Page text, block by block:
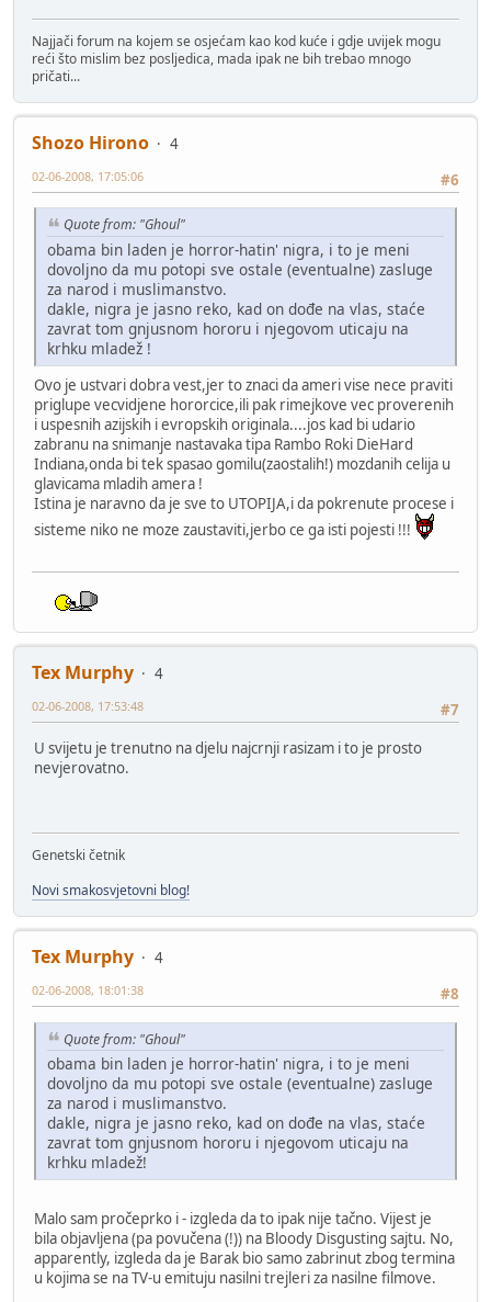
Najjači forum na kojem se osjećam kao kod kuće i gdje uvijek mogu
reći što mislim bez posljedica, mada ipak ne bih trebao mnogo
pričati...
Shozo Hirono
4
#6
02-06-2008, 17:05:06
Quote from: "Ghoul"
obama bin laden je horror-hatin' nigra, i to je meni
dovoljno da mu potopi sve ostale (eventualne) zasluge
za narod i muslimanstvo.
dakle, nigra je jasno reko, kad on dođe na vlas, staće
zavrat tom gnjusnom hororu i njegovom uticaju na
krhku mladež !
Ovo je ustvari dobra vest,jer to znaci da ameri vise nece praviti
priglupe vecvidjene hororcice,ili pak rimejkove vec proverenih
i uspesnih azijskih i evropskih originala....jos kad bi udario
zabranu na snimanje nastavaka tipa Rambo Roki DieHard
Indiana,onda bi tek spasao gomilu(zaostalih!) mozdanih celija u
glavicama mladih amera !
Istina je naravno da je sve to UTOPIJA,i da pokrenute procese i
sisteme niko ne moze zaustaviti,jerbo ce ga isti pojesti !!!
Tex Murphy
4
#7
02-06-2008, 17:53:48
U svijetu je trenutno na djelu najcrnji rasizam i to je prosto
nevjerovatno.
Genetski četnik
Novi smakosvjetovni blog!
Tex Murphy
4
#8
02-06-2008, 18:01:38
Quote from: "Ghoul"
obama bin laden je horror-hatin' nigra, i to je meni
dovoljno da mu potopi sve ostale (eventualne) zasluge
za narod i muslimanstvo.
dakle, nigra je jasno reko, kad on dođe na vlas, staće
zavrat tom gnjusnom hororu i njegovom uticaju na
krhku mladež!
Malo sam pročeprko i - izgleda da to ipak nije tačno. Vijest je
bila objavljena (pa povučena (!)) na Bloody Disgusting sajtu. No,
apparently, izgleda da je Barak bio samo zabrinut zbog termina
u kojima se na TV-u emituju nasilni trejleri za nasilne filmove.